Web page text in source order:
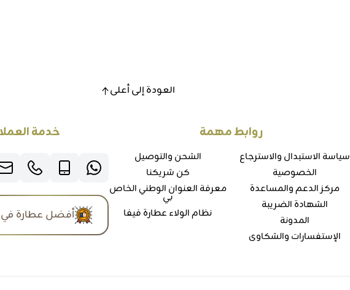
العودة إلى أعلى
روابط مهمة
سياسة الاستبدال والاسترجاع
الخصوصية
مركز الدعم والمساعدة
الشهادة الضريبة
المدونة
الإستفسارات والشكاوي
الشحن والتوصيل
كن شريكنا
معرفة العنوان الوطني الخاص
بي
نظام الولاء عطارة فيفا
خدمة
أفضل عطارة في